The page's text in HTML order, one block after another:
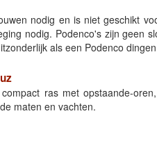
nodig en is niet geschikt
nodig. Podenco's zijn geen
als een Podenco
ras met opstaande-
maten en vachten.